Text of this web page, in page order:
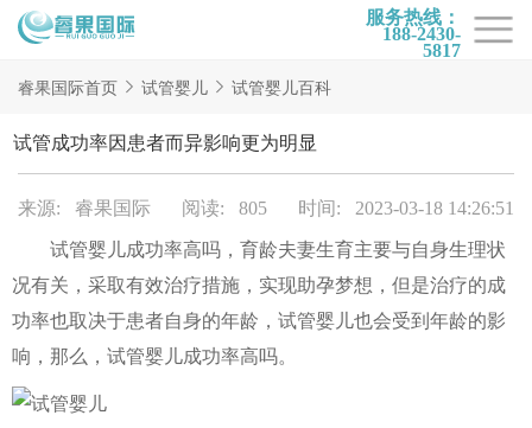
服务热线：
188-2430-
5817
首页
试管项目
试管百科
试管医院
睿果国际
睿果国际首页 试管婴儿 试管婴儿百科
试管成功率因患者而异影响更为明显
来源: 睿果国际 阅读: 805 时间: 2023-03-18 14:26:51
试管婴儿成功率高吗，育龄夫妻生育主要与自身生理状
况有关，采取有效治疗措施，实现助孕梦想，但是治疗的成
功率也取决于患者自身的年龄，试管婴儿也会受到年龄的影
响，那么，试管婴儿成功率高吗。